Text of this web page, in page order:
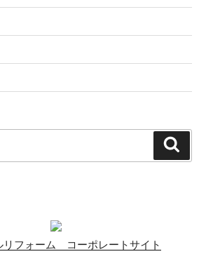
リフォーム コーポレートサイト